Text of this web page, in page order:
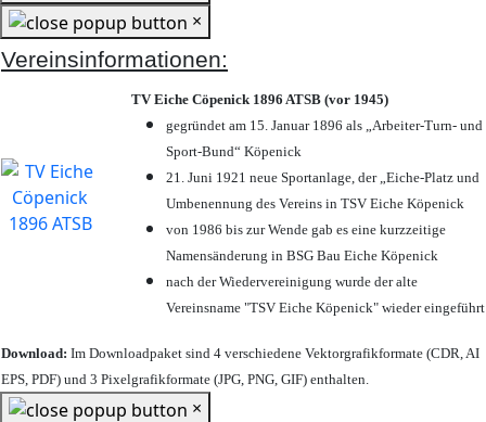
×
Vereinsinformationen:
TV Eiche Cöpenick 1896 ATSB (vor 1945)
gegründet am 15. Januar 1896 als „Arbeiter-Turn- und
Sport-Bund“ Köpenick
21. Juni 1921 neue Sportanlage, der „Eiche-Platz und
Umbenennung des Vereins in TSV Eiche Köpenick
von 1986 bis zur Wende gab es eine kurzzeitige
Namensänderung in BSG Bau Eiche Köpenick
nach der Wiedervereinigung wurde der alte
Vereinsname "TSV Eiche Köpenick" wieder eingeführt
Download: Im Downloadpaket sind 4 verschiedene Vektorgrafikformate (CDR, AI
EPS, PDF) und 3 Pixelgrafikformate (JPG, PNG, GIF) enthalten.
×